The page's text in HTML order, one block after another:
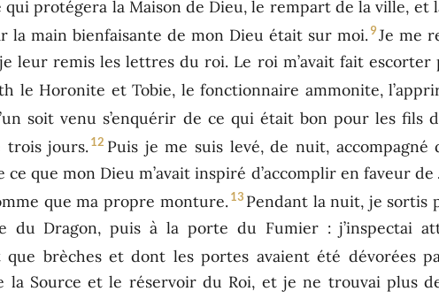
protégera la Maison de Dieu, le rempart de la ville, et
la main bienfaisante de mon Dieu était sur moi. 9Je me
leur remis les lettres du roi. Le roi m’avait fait escorter
le Horonite et Tobie, le fonctionnaire ammonite,
soit venu s’enquérir de ce qui était bon pour les fils
trois jours. 12 Puis je me suis levé, de nuit, accompagné
ce que mon Dieu m’avait inspiré d’accomplir en faveur de
que ma propre monture. 13 Pendant la nuit, je sortis
du Dragon, puis à la porte du Fumier : j’inspectai
que brèches et dont les portes avaient été dévorées
la Source et le réservoir du Roi, et je ne trouvai plus